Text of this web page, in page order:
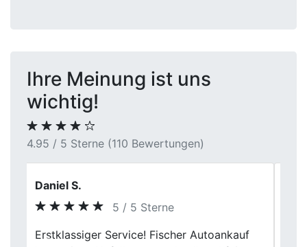
Ihre Meinung ist uns
wichtig!
4.95 / 5 Sterne (110 Bewertungen)
Sarah Meier
5 / 5 Sterne
Ich kann den Autoankauf bei Fischer